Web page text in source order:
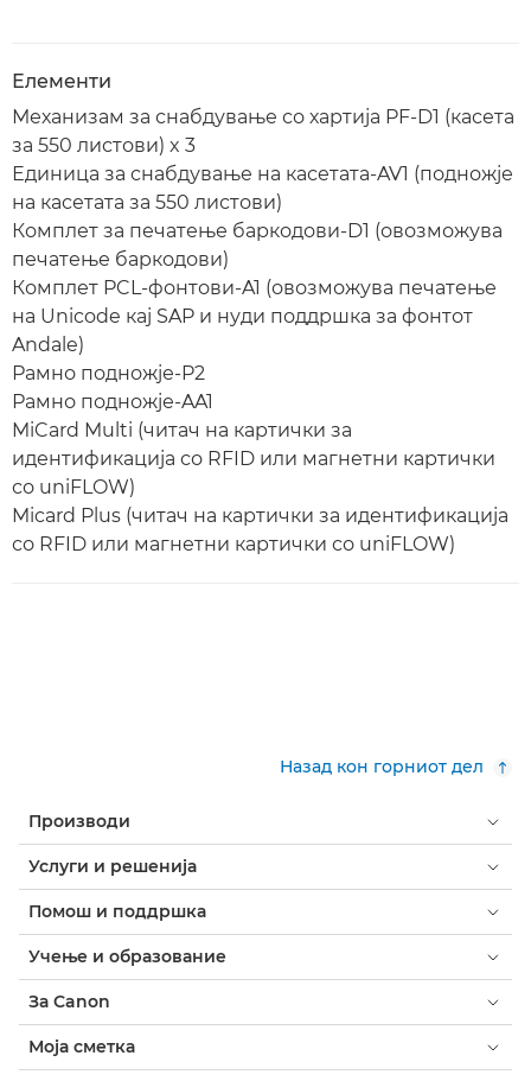
Елементи
Механизам за снабдување со хартија PF-D1 (касета
за 550 листови) x 3
Единица за снабдување на касетата-AV1 (подножје
на касетата за 550 листови)
Комплет за печатење баркодови-D1 (овозможува
печатење баркодови)
Комплет PCL-фонтови-A1 (овозможува печатење
на Unicode кај SAP и нуди поддршка за фонтот
Andale)
Рамно подножје-P2
Рамно подножје-AA1
MiCard Multi (читач на картички за
идентификација со RFID или магнетни картички
со uniFLOW)
Micard Plus (читач на картички за идентификација
со RFID или магнетни картички со uniFLOW)
Назад кон горниот дел
Производи
Услуги и решенија
Помош и поддршка
Учење и образование
За Canon
Моја сметка